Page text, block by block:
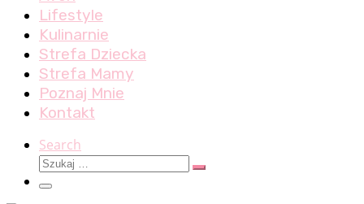
Lifestyle
Kulinarnie
Strefa Dziecka
Strefa Mamy
Poznaj Mnie
Kontakt
Search
Szukaj
Szukaj
Menu